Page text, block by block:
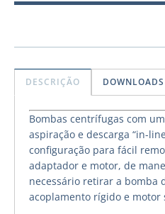
DESCRIÇÃO DOWNLOADS
Bombas centrífugas com
aspiração e descarga “in-
configuração para fácil
adaptador e motor, de
necessário retirar a bomba
acoplamento rígido e motor